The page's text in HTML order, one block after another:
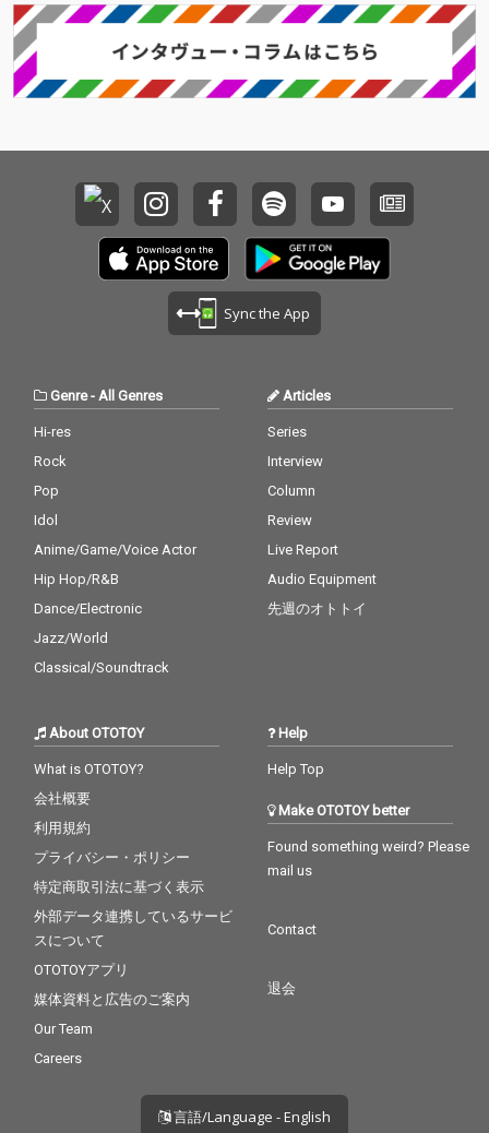
避行をテー
Sync the App
Genre-All Genres
Hi-res
Rock
Pop
Idol
Anime/Game/Voice Actor
Hip Hop/R&B
Dance/Electronic
Jazz/World
Classical/Soundtrack
Articles
Series
Interview
Column
Review
Live Report
Audio Equipment
先週のオトトイ
About OTOTOY
What is OTOTOY?
会社概要
利用規約
プライバシー・ポリシー
特定商取引法に基づく表示
外部データ連携しているサービ
スについて
OTOTOYアプリ
媒体資料と広告のご案内
Our Team
Careers
Help
Help Top
Make OTOTOY better
Found something weird? Please
mail us
Contact
退会
言語/Language - English